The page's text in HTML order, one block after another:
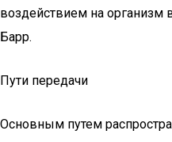
воздействием на организм
Барр.
Пути передачи
Основным путем